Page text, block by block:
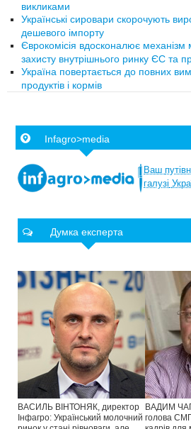
викликами
Українські сировари скорочують
дешевого імпорту
Єврокомісія вдосконалює механізм
захисту внутрішнього ринку ЄС та
Україна повертається до повних
продуктів і кормів
Infagro>media
Ваш
галузі
Думка експерта
ВАСИЛЬ ВІНТОНЯК, директор
Інфагро: Український молочний
ВАДИМ
голова